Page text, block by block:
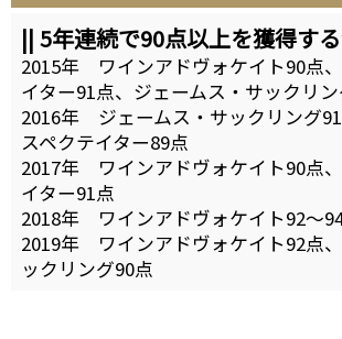
|| 5年連続で90点以上を獲得す
2015年 ワインアドヴォケイト90点
イター91点、ジェームス・サックリ
2016年 ジェームス・サックリング
スペクテイター89点
2017年 ワインアドヴォケイト90点
イター91点
2018年 ワインアドヴォケイト92～
2019年 ワインアドヴォケイト92点
ックリング90点